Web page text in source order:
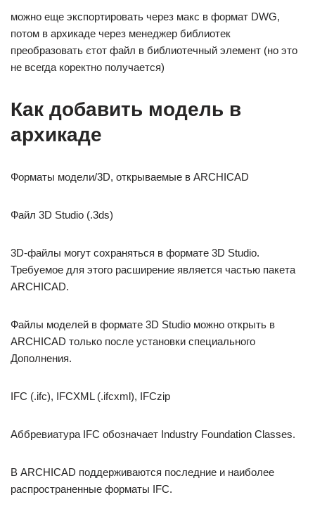
можно еще экспортировать через макс в формат DWG,
потом в архикаде через менеджер библиотек
преобразовать єтот файл в библиотечный элемент (но это
не всегда коректно получается)
Как добавить модель в
архикаде
Форматы модели/3D, открываемые в ARCHICAD
Файл 3D Studio (.3ds)
3D-файлы могут сохраняться в формате 3D Studio.
Требуемое для этого расширение является частью пакета
ARCHICAD.
Файлы моделей в формате 3D Studio можно открыть в
ARCHICAD только после установки специального
Дополнения.
IFC (.ifc), IFCXML (.ifcxml), IFCzip
Аббревиатура IFC обозначает Industry Foundation Classes.
В ARCHICAD поддерживаются последние и наиболее
распространенные форматы IFC.